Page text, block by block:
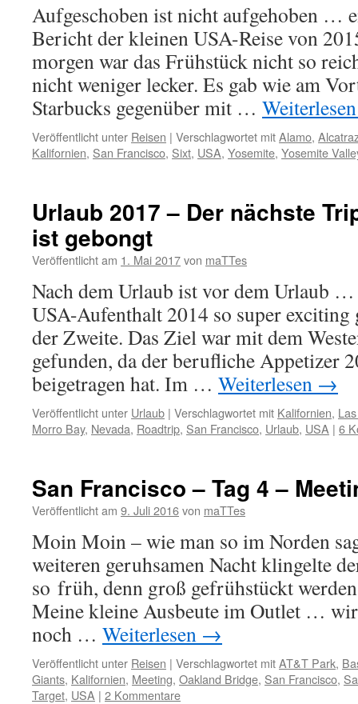
Aufgeschoben ist nicht aufgehoben …
Bericht der kleinen USA-Reise von
morgen war das Frühstück nicht so
nicht weniger lecker. Es gab wie am
Starbucks gegenüber mit …
Veröffentlicht unter Reisen | Verschlagwortet mitAlamo,
Kalifornien, San Francisco, Sixt, USA, Yosemite, Yosemite
Urlaub 2017 – Der nächste
ist gebongt
Veröffentlicht am 1. Mai 2017von maTTes
Nach dem Urlaub ist vor dem Urlaub …
USA-Aufenthalt 2014 so super exciting
der Zweite. Das Ziel war mit dem
gefunden, da der berufliche Appetizer
beigetragen hat. Im … Weiterlesen →
Veröffentlicht unter Urlaub | Verschlagwortet mit Kalifornien,
Morro Bay, Nevada, Roadtrip, San Francisco, Urlaub, USA | 6
San Francisco – Tag 4 –
Veröffentlicht am 9. Juli 2016von maTTes
Moin Moin – wie man so im Norden
weiteren geruhsamen Nacht klingelte
so früh, denn groß gefrühstückt
Meine kleine Ausbeute im Outlet …
noch … Weiterlesen →
Veröffentlicht unter Reisen | Verschlagwortet mitAT&T Park,
Giants, Kalifornien, Meeting, Oakland Bridge, San Francisco,
Target, USA | 2 Kommentare